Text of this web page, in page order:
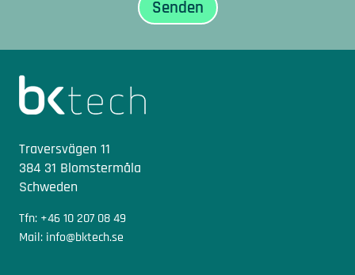
Sidfot
Traversvägen 11
384 31 Blomstermåla
Schweden
Tfn: +46 10 207 08 49
Mail: info@bktech.se